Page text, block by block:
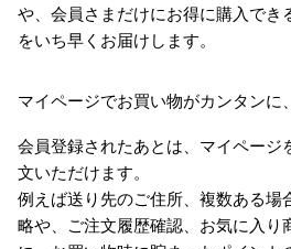
や、会員さまだけにお得に購入でき
をいち早くお届けします。
マイページでお買い物がカンタンに
会員登録されたあとは、マイページ
文いただけます。
例えば送り先のご住所、複数ある場
略や、ご注文履歴確認、お気に入り